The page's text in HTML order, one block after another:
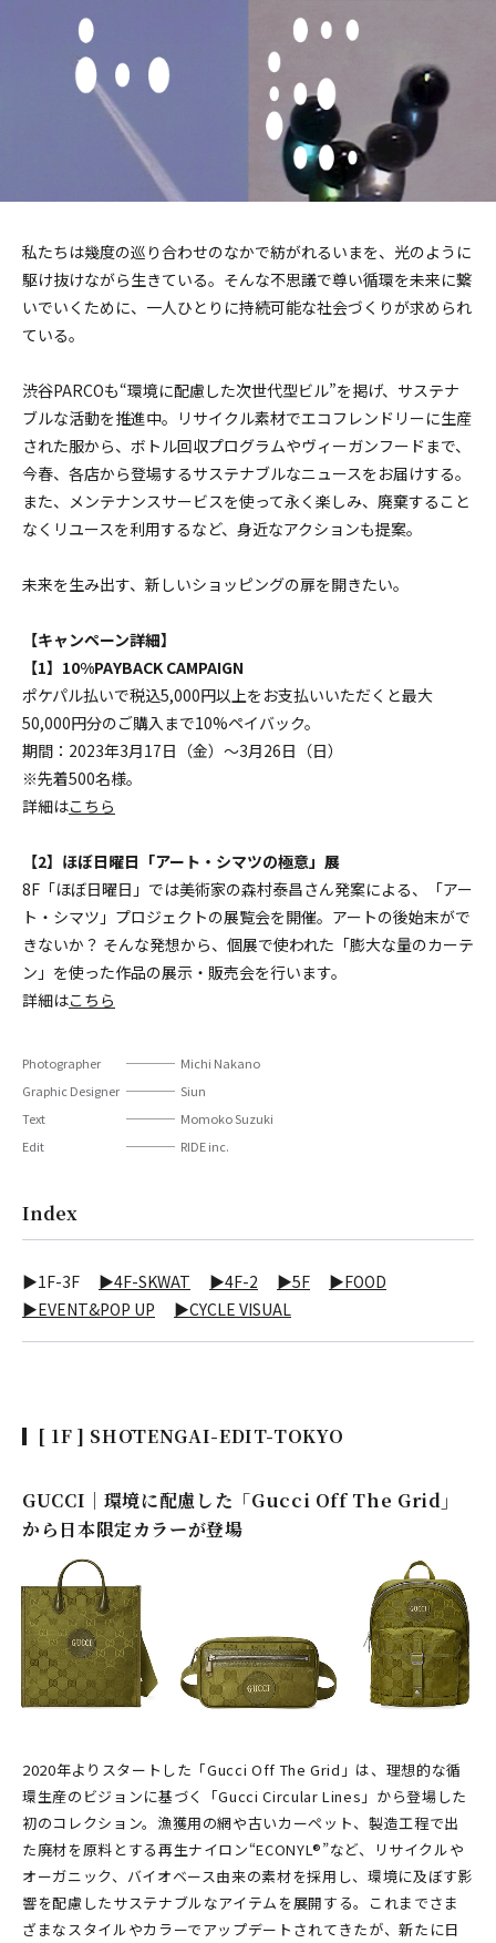
私たちは幾度の巡り合わせのなかで紡がれるいまを、光のように
駆け抜けながら生きている。そんな不思議で尊い循環を未来に繋
いでいくために、一人ひとりに持続可能な社会づくりが求められ
ている。
渋谷PARCOも“環境に配慮した次世代型ビル”を掲げ、サステナ
ブルな活動を推進中。リサイクル素材でエコフレンドリーに生産
された服から、ボトル回収プログラムやヴィーガンフードまで、
今春、各店から登場するサステナブルなニュースをお届けする。
また、メンテナンスサービスを使って永く楽しみ、廃棄すること
なくリユースを利用するなど、身近なアクションも提案。
未来を生み出す、新しいショッピングの扉を開きたい。
【キャンペーン詳細】
【1】10%PAYBACK CAMPAIGN
ポケパル払いで税込5,000円以上をお支払いいただくと最大
50,000円分のご購入まで10%ペイバック。
期間：2023年3月17日（金）～3月26日（日）
※先着500名様。
詳細はこちら
【2】ほぼ日曜日「アート・シマツの極意」展
8F「ほぼ日曜日」では美術家の森村泰昌さん発案による、「アー
ト・シマツ」プロジェクトの展覧会を開催。アートの後始末がで
きないか？ そんな発想から、個展で使われた「膨大な量のカーテ
ン」を使った作品の展示・販売会を行います。
詳細はこちら
Photographer
Michi Nakano
Graphic Designer
Siun
Text
Momoko Suzuki
Edit
RIDE inc.
Index
▶1F-3F ▶4F-SKWAT ▶4F-2 ▶5F
▶FOOD
▶EVENT&POP UP
▶CYCLE VISUAL
[ 1F ] SHŌTENGAI-EDIT-TOKYO
GUCCI｜環境に配慮した「Gucci Off The Grid」
から日本限定カラーが登場
2020年よりスタートした「Gucci Off The Grid」は、理想的な循
環生産のビジョンに基づく「Gucci Circular Lines」から登場した
初のコレクション。漁獲用の網や古いカーペット、製造工程で出
た廃材を原料とする再生ナイロン“ECONYL®”など、リサイクルや
オーガニック、バイオベース由来の素材を採用し、環境に及ぼす影
響を配慮したサステナブルなアイテムを展開する。これまでさま
ざまなスタイルやカラーでアップデートされてきたが、新たに日